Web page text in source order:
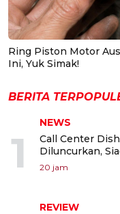
Ring Piston Motor
Ini, Yuk Simak!
BERITA
1
NEWS
Call Center
Diluncurkan,
20 jam
REVIEW